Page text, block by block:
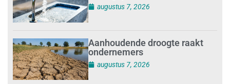
augustus 7, 2026
Aanhoudende droogte raakt
ondernemers
augustus 7, 2026